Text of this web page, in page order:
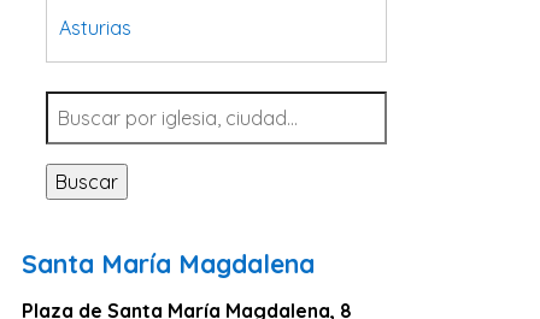
Asturias
Tarragona
Navarra
Valladolid
Sevilla
Santa Cruz de Tenerife
Cantabria
Buscar
Santa María Magdalena
Plaza de Santa María Magdalena, 8